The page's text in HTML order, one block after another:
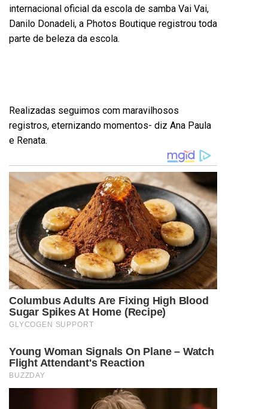
internacional oficial da escola de samba Vai Vai,
Danilo Donadeli, a Photos Boutique registrou toda
parte de beleza da escola.
Realizadas seguimos com maravilhosos
registros, eternizando momentos- diz Ana Paula
e Renata.